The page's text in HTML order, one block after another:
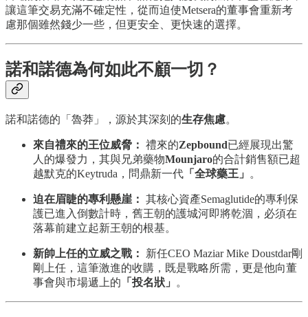
讓這筆交易充滿不確定性，從而迫使Metsera的董事會重新考
慮那個雖然錢少一些，但更安全、更快速的選擇。
諾和諾德為何如此不顧一切？
諾和諾德的「魯莽」，源於其深刻的生存焦慮。
來自禮來的王位威脅： 禮來的Zepbound已經展現出驚
人的爆發力，其與兄弟藥物Mounjaro的合計銷售額已超
越默克的Keytruda，問鼎新一代 「全球藥王」 。
迫在眉睫的專利懸崖： 其核心資產Semaglutide的專利保
護已進入倒數計時，舊王朝的護城河即將乾涸，必須在
落幕前建立起新王朝的根基。
新帥上任的立威之戰：
新任CEO Maziar Mike Doustdar剛
剛上任，這筆激進的收購，既是戰略所需，更是他向董
事會與市場遞上的 「投名狀」 。